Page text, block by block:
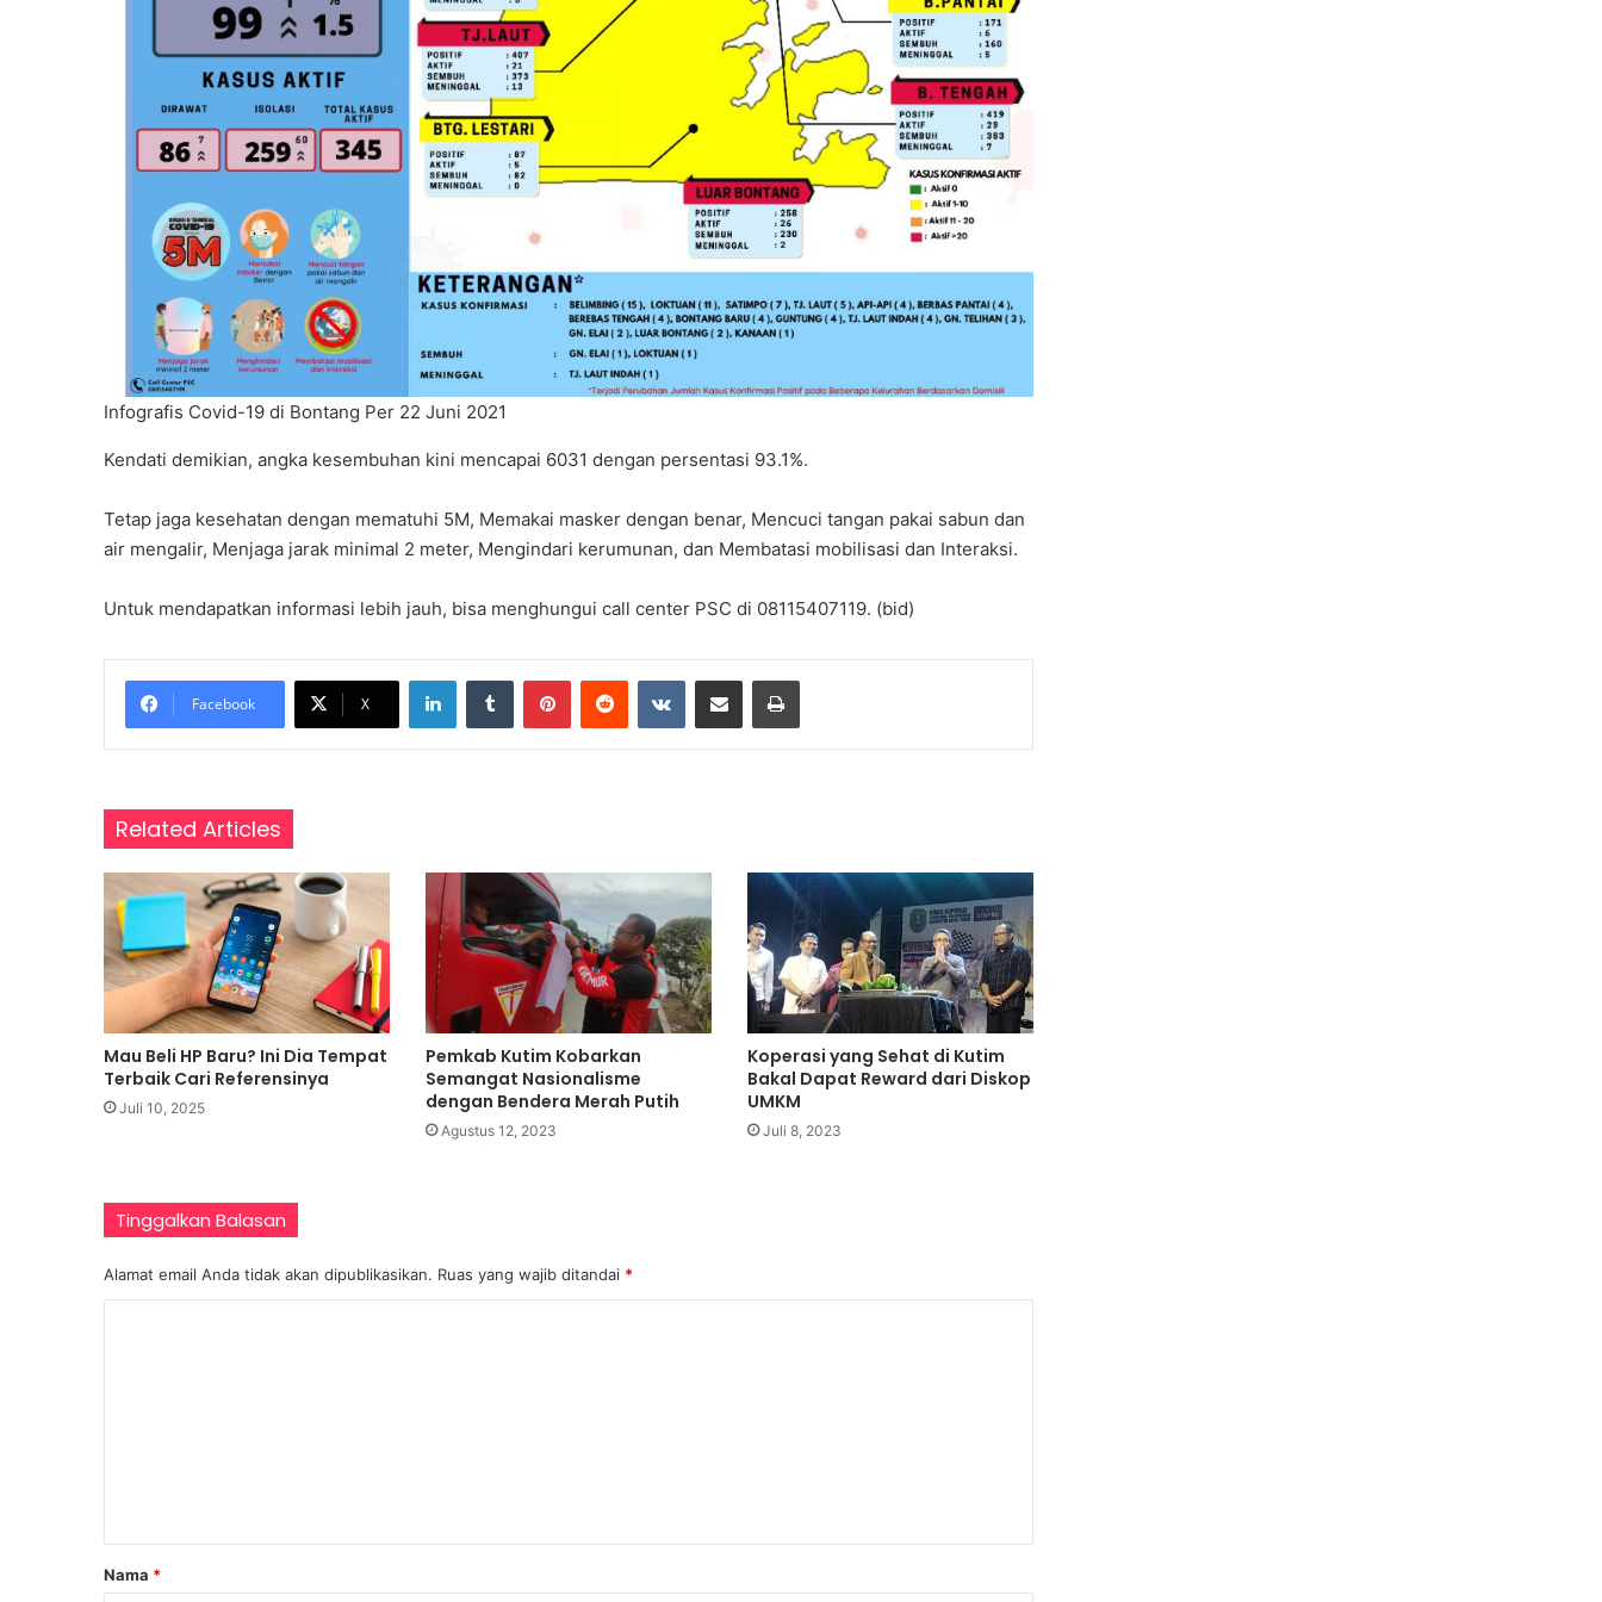
Infografis Covid-19 di Bontang Per 22 Juni 2021
Kendati demikian, angka kesembuhan kini mencapai 6031 dengan persentasi 93.1%.
Tetap jaga kesehatan dengan mematuhi 5M, Memakai masker dengan benar, Mencuci tangan pakai sabun dan
air mengalir, Menjaga jarak minimal 2 meter, Mengindari kerumunan, dan Membatasi mobilisasi dan Interaksi.
Untuk mendapatkan informasi lebih jauh, bisa menghungui call center PSC di 08115407119. (bid)
Facebook X
LinkedInTumblr PinterestReddit VKontakteShare via Email Print
Related Articles
Mau Beli HP Baru? Ini Dia Tempat
Terbaik Cari Referensinya
Juli 10, 2025
Pemkab Kutim Kobarkan
Semangat Nasionalisme
dengan Bendera Merah Putih
Agustus 12, 2023
Koperasi yang Sehat di Kutim
Bakal Dapat Reward dari Diskop
UMKM
Juli 8, 2023
Tinggalkan Balasan
Alamat email Anda tidak akan dipublikasikan. Ruas yang wajib ditandai *
r
Nama *